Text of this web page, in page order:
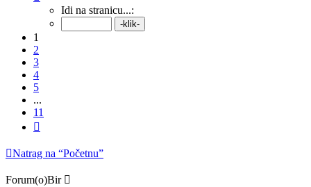
11 Idi na stranicu...:
1
2
3
4
5
...
11
Natrag na “Početnu”
Forum(o)Bir